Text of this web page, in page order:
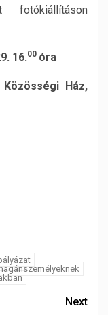
fotókiállításon
16.00 óra
Ház,
Next